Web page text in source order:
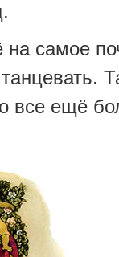
самое
все ещё